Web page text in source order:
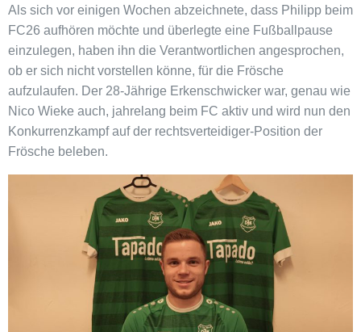
Als sich vor einigen Wochen abzeichnete, dass Philipp beim
FC26 aufhören möchte und überlegte eine Fußballpause
einzulegen, haben ihn die Verantwortlichen angesprochen,
ob er sich nicht vorstellen könne, für die Frösche
aufzulaufen. Der 28-Jährige Erkenschwicker war, genau wie
Nico Wieke auch, jahrelang beim FC aktiv und wird nun den
Konkurrenzkampf auf der rechtsverteidiger-Position der
Frösche beleben.